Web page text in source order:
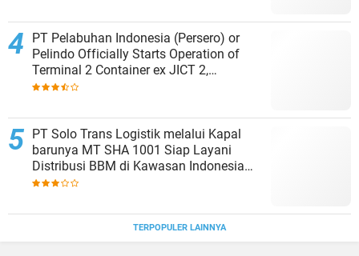
PT Pelabuhan Indonesia (Persero) or
Pelindo Officially Starts Operation of
Terminal 2 Container ex JICT 2,
Strengthening Productivity of Tanjung
PT Solo Trans Logistik melalui Kapal
barunya MT SHA 1001 Siap Layani
Distribusi BBM di Kawasan Indonesia
bagian Timur
TERPOPULER LAINNYA